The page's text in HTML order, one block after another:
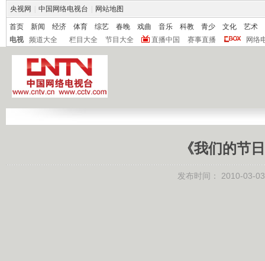
央视网 中国网络电视台 网站地图
首页 新闻 经济 体育 综艺 春晚 戏曲 音乐 科教 青少 文化
艺术
电视
频道大全 栏目大全 节目大全 直播中国 赛事直播 网络
《我们的节
发布时间： 2010-03-